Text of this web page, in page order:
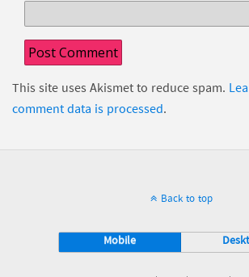
This site uses Akismet to reduce spam.
comment data is processed.
Back to top
Mobile